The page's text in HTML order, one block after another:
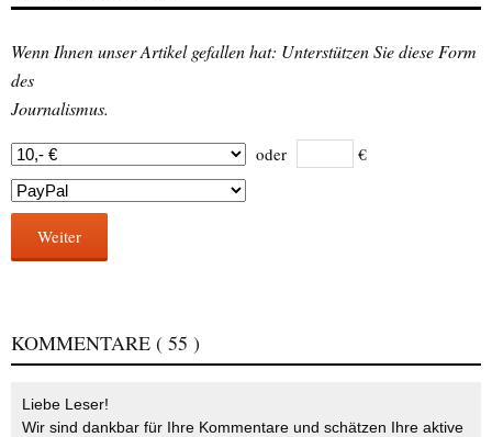
Wenn Ihnen unser Artikel gefallen hat: Unterstützen Sie diese Form
des
Journalismus.
oder €
Weiter
KOMMENTARE ( 55 )
Liebe Leser!
Wir sind dankbar für Ihre Kommentare und schätzen Ihre aktive